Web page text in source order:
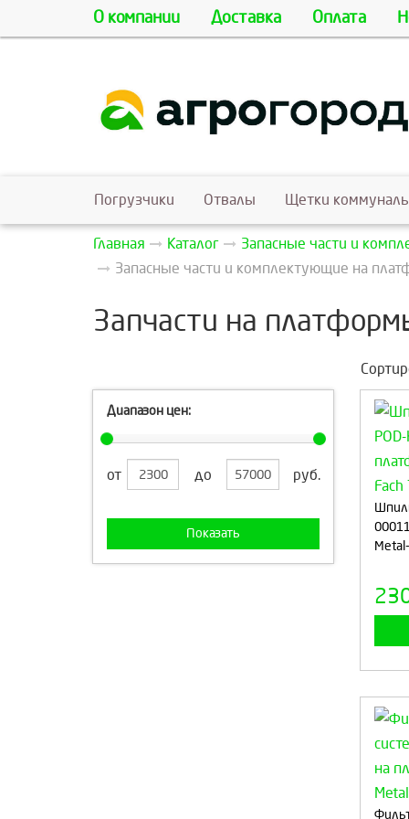
О компании Доставка Оплата
Погрузчики Отвалы Щетки
Главная Каталог Запасные части и
Запасные части и комплектующие на
Запчасти на
Диапазон цен:
от до руб.
Показать